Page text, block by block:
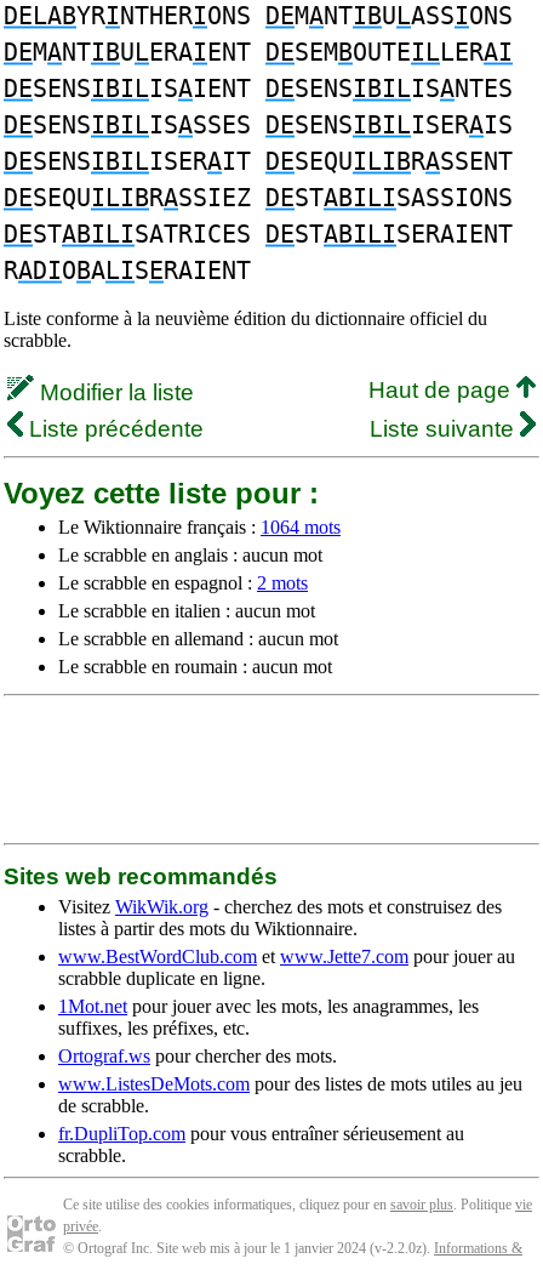
DELABYRINTHERIONS DEMANTIBULASSIONS
DEMANTIBULERAIENT DESEMBOUTEILLERAI
DESENSIBILISAIENT DESENSIBILISANTES
DESENSIBILISASSES DESENSIBILISERAIS
DESENSIBILISERAIT DESEQUILIBRASSENT
DESEQUILIBRASSIEZ DESTABILISASSIONS
DESTABILISATRICES DESTABILISERAIENT
RADIOBALISERAIENT
Liste conforme à la neuvième édition du dictionnaire officiel du
scrabble.
Modifier la liste
Haut de page
Liste précédente
Liste suivante
Voyez cette liste pour :
Le Wiktionnaire français : 1064 mots
Le scrabble en anglais : aucun mot
Le scrabble en espagnol : 2 mots
Le scrabble en italien : aucun mot
Le scrabble en allemand : aucun mot
Le scrabble en roumain : aucun mot
Sites web recommandés
Visitez WikWik.org - cherchez des mots et construisez des
listes à partir des mots du Wiktionnaire.
www.BestWordClub.com et www.Jette7.com pour jouer au
scrabble duplicate en ligne.
1Mot.net pour jouer avec les mots, les anagrammes, les
suffixes, les préfixes, etc.
Ortograf.ws pour chercher des mots.
www.ListesDeMots.com pour des listes de mots utiles au jeu
de scrabble.
fr.DupliTop.com pour vous entraîner sérieusement au
scrabble.
Ce site utilise des cookies informatiques, cliquez pour en savoir plus. Politique vie
privée.
© Ortograf Inc. Site web mis à jour le 1 janvier 2024 (v-2.2.0z). Informations &